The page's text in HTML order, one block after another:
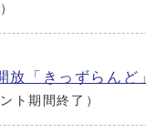
放「きっずらんど
ト期間終了）